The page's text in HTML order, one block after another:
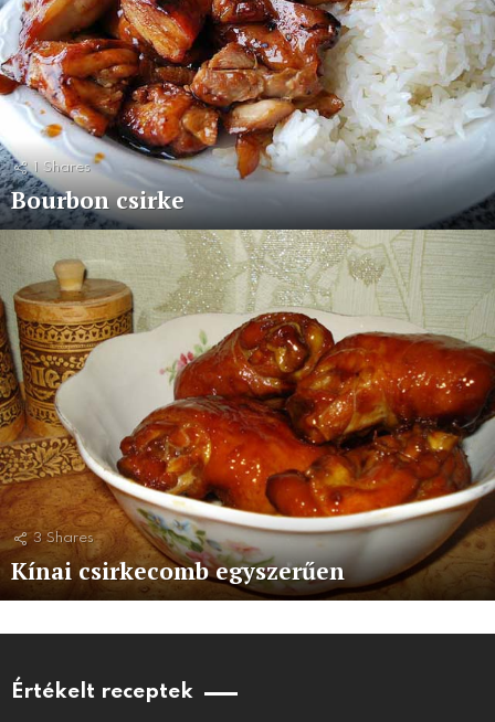
1 Shares
Bourbon csirke
3 Shares
Kínai csirkecomb egyszerűen
Értékelt receptek